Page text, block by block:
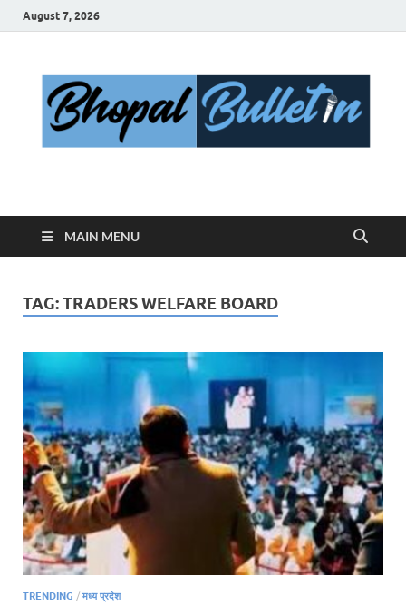
August 7, 2026
Bhopal Bulletin
MAIN MENU
TAG:TRADERS WELFARE BOARD
TRENDING / मध्य प्रदेश